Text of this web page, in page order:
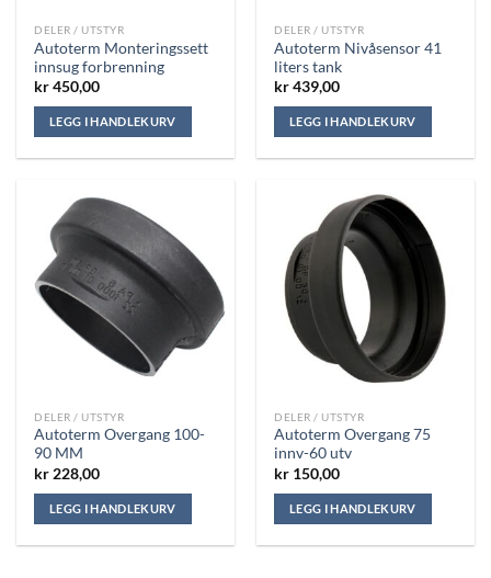
DELER / UTSTYR
Autoterm Monteringssett
innsug forbrenning
kr450,00
LEGG I HANDLEKURV
DELER / UTSTYR
Autoterm Nivåsensor 41
liters tank
kr439,00
LEGG I HANDLEKURV
DELER / UTSTYR
Autoterm Overgang 100-
90 MM
kr 228,00
LEGG I HANDLEKURV
DELER / UTSTYR
Autoterm Overgang 75
innv-60 utv
kr 150,00
LEGG I HANDLEKURV